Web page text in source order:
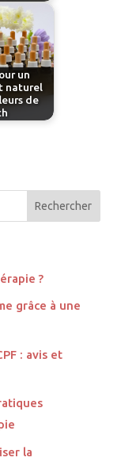
un
naturel
de
?
grâce à une
: avis et
la